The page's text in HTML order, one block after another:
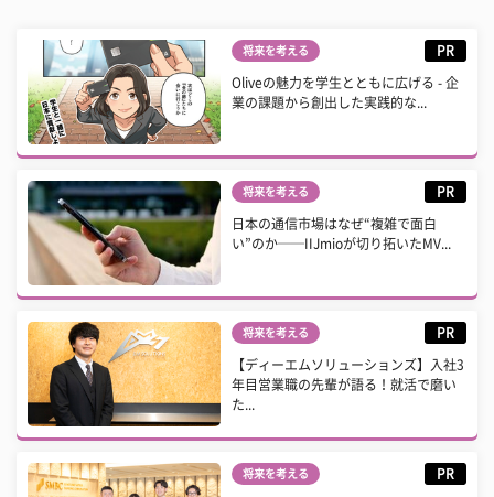
将来を考える PR
Oliveの魅力を学生とともに広げる - 企
業の課題から創出した実践的な...
将来を考える PR
日本の通信市場はなぜ“複雑で面白
い”のか──IIJmioが切り拓いたMV...
将来を考える PR
【ディーエムソリューションズ】入社3
年目営業職の先輩が語る！就活で磨い
た...
将来を考える PR